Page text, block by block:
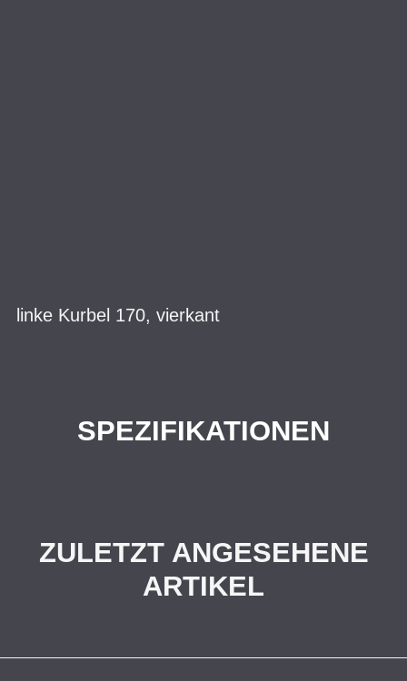
linke Kurbel 170, vierkant
SPEZIFIKATIONEN
ZULETZT ANGESEHENE
ARTIKEL